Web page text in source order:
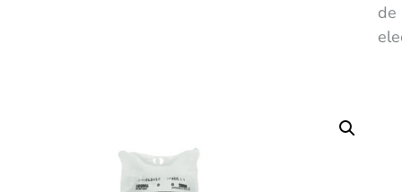
de